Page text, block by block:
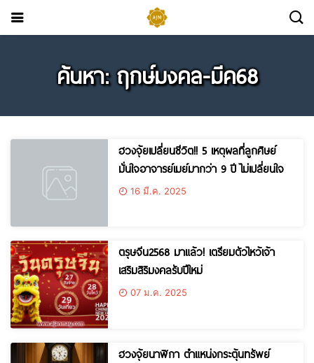
ค้นหา: ฤกษ์มงคล-มีค68
ฮวงจุ้ยเปลี่ยนชีวิต!! 5 เหตุผลที่ลูกศิษย์
มั่นใจอาจารย์เมย์มากว่า 9 ปี ไม่เปลี่ยนใจ
16 มี.ค. 2025
ตรุษจีน2568 มาแล้ว! เตรียมตัวไหว้เจ้า
เสริมสิริมงคลรับปีใหม่
07 ม.ค. 2025
ฮวงจุ้ยนาฬิกา ตำแหน่งกระตุ้นทรัพย์